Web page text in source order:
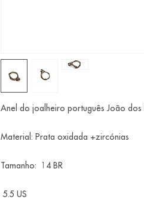
Anel do joalheiro português João dos
Material: Prata oxidada +zircónias
Tamanho: 14 BR
5.5 US